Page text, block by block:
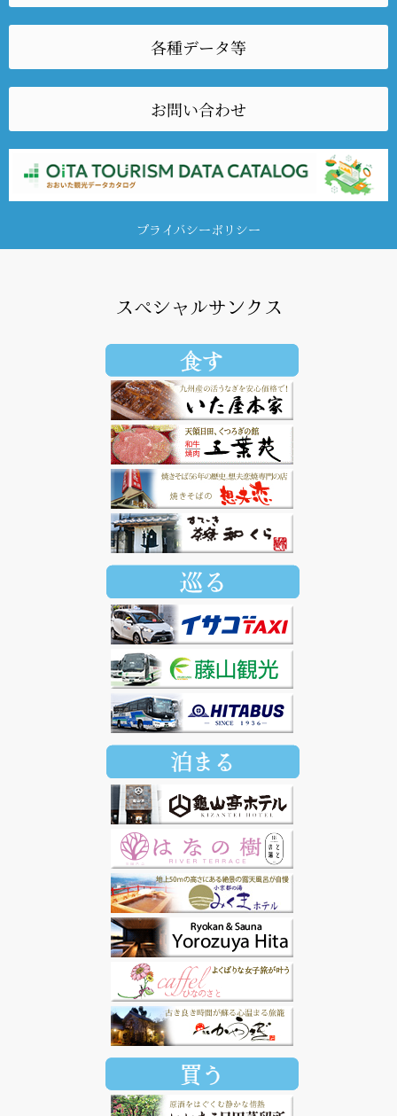
各種データ等
お問い合わせ
プライバシーポリシー
スペシャルサンクス